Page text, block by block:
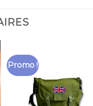
Promo !